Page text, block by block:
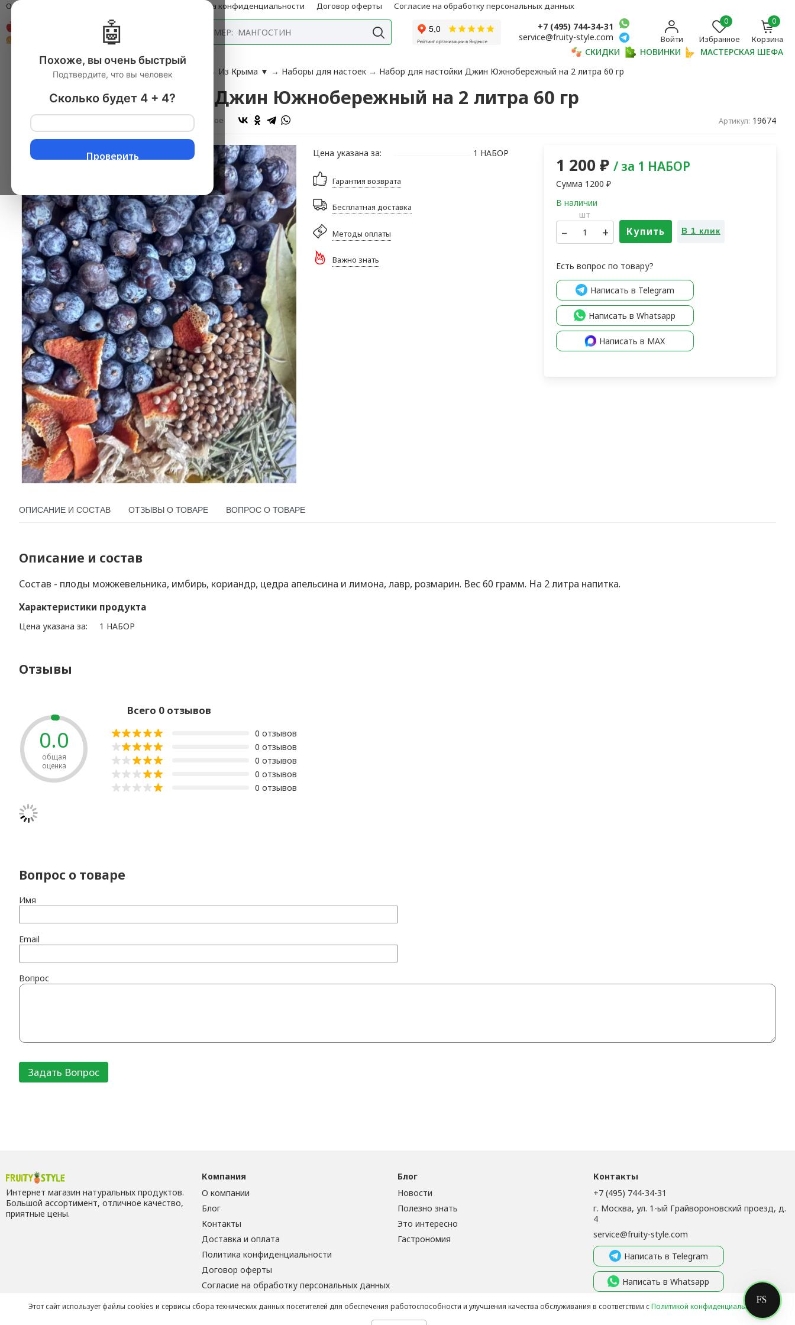
О компании Политика конфиденциальности Договор оферты Согласие на обработку персональных данных
Каталог
+7 (495) 744-34-31
service@fruity-style.com
Войти
0
Избранное
0
Корзина
СКИДКИ НОВИНКИ
МАСТЕРСКАЯ ШЕФА
→ Продукты питания с доставкой → Из Крыма ▼ → Наборы для настоек → Набор для настойки Джин Южнобережный на 2 литра 60 гр
Набор для настойки Джин Южнобережный на 2 литра 60 гр
В избранное Артикул: 19674
Цена указана за: 1 НАБОР
Гарантия возврата
Бесплатная доставка
Методы оплаты
Важно знать
1 200 ₽ / за 1 НАБОР
Сумма 1200 ₽
шт
– + Купить В 1 клик
Есть вопрос по товару?
Написать в Telegram
Написать в Whatsapp
Написать в MAX
ОПИСАНИЕ И СОСТАВ ОТЗЫВЫ О ТОВАРЕ ВОПРОС О ТОВАРЕ
Описание и состав
Состав - плоды можжевельника, имбирь, кориандр, цедра апельсина и лимона, лавр, розмарин. Вес 60 грамм. На 2 литра напитка.
Характеристики продукта
Цена указана за: 1 НАБОР
Отзывы
0.0
общая
оценка
Всего 0 отзывов
0 отзывов
0 отзывов
0 отзывов
0 отзывов
0 отзывов
Вопрос о товаре
Имя
Email
Вопрос
Интернет магазин натуральных продуктов.
Большой ассортимент, отличное качество,
приятные цены.
Компания
О компании
Блог
Контакты
Доставка и оплата
Политика конфиденциальности
Договор оферты
Согласие на обработку персональных данных
Блог
Новости
Полезно знать
Это интересно
Гастрономия
Контакты
+7 (495) 744-34-31
г. Москва, ул. 1-ый Грайвороновский проезд, д.
4
service@fruity-style.com
Написать в Telegram
Написать в Whatsapp
Написать в MAX
Этот сайт использует файлы cookies и сервисы сбора технических данных посетителей для обеспечения работоспособности и улучшения качества обслуживания в соответствии сПолитикой конфиденциальности.
🤖
Похоже, вы очень быстрый
Подтвердите, что вы человек
Сколько будет 4 + 4?
Проверить